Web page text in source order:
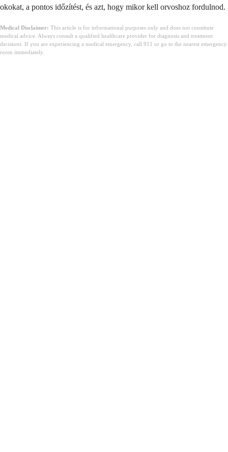
okokat, a pontos időzítést, és azt, hogy mikor kell orvoshoz fordulnod.
Medical Disclaimer: This article is for informational purposes only and does not constitute
medical advice. Always consult a qualified healthcare provider for diagnosis and treatment
decisions. If you are experiencing a medical emergency, call 911 or go to the nearest emergency
room immediately.